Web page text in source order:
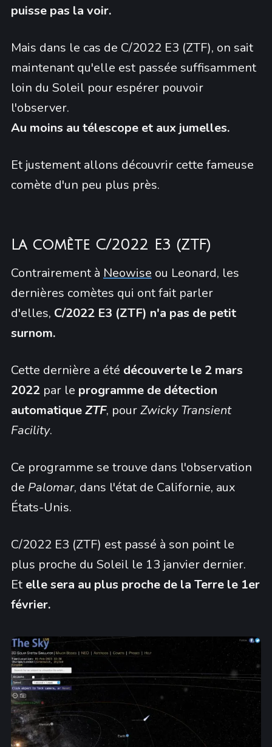
puisse pas la voir.
Mais dans le cas de C/2022 E3 (ZTF), on sait
maintenant qu'elle est passée suffisamment
loin du Soleil pour espérer pouvoir
l'observer.
Au moins au télescope et aux jumelles.
Et justement allons découvrir cette fameuse
comète d'un peu plus près.
La comète C/2022 E3 (ZTF)
Contrairement à Neowise ou Leonard, les
dernières comètes qui ont fait parler
d'elles, C/2022 E3 (ZTF) n'a pas de petit
surnom.
Cette dernière a été découverte le 2 mars
2022par le programme de détection
automatiqueZTF, pourZwicky Transient
Facility.
Ce programme se trouve dans l'observation
de Palomar, dans l'état de Californie, aux
États-Unis.
C/2022 E3 (ZTF) est passé à son point le
plus proche du Soleil le 13 janvier dernier.
Et elle sera au plus proche de la Terre le 1er
février.